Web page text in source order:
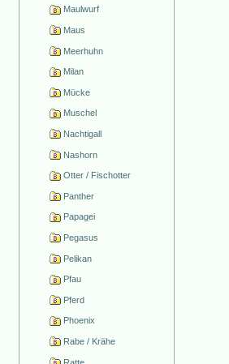
Maulwurf
Maus
Meerhuhn
Milan
Mücke
Muschel
Nachtigall
Nashorn
Otter / Fischotter
Panther
Papagei
Pegasus
Pelikan
Pfau
Pferd
Phoenix
Rabe / Krähe